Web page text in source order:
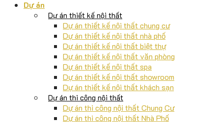
Dự án
Dự án thiết kế nội thất
Dự án thiết kế nội thất chung cư
Dự án thiết kế nội thất nhà phố
Dự án thiết kế nội thất biệt thự
Dự án thiết kế nội thất văn phòng
Dự án thiết kế nội thất spa
Dự án thiết kế nội thất showroom
Dự án thiết kế nội thất khách sạn
Dự án thi công nội thất
Dự án thi công nội thất Chung Cư
Dự án thi công nội thất Nhà Phố